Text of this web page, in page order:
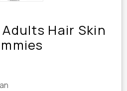
Hair Skin